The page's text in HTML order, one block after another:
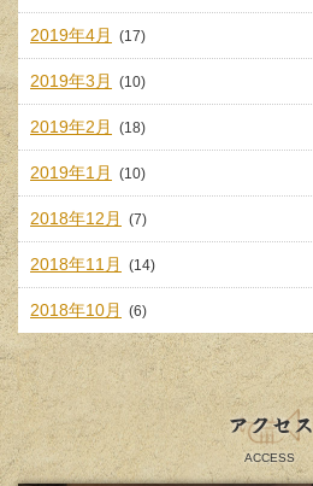
2019年4月 (17)
2019年3月 (10)
2019年2月 (18)
2019年1月 (10)
2018年12月 (7)
2018年11月 (14)
2018年10月 (6)
アクセス
ACCESS